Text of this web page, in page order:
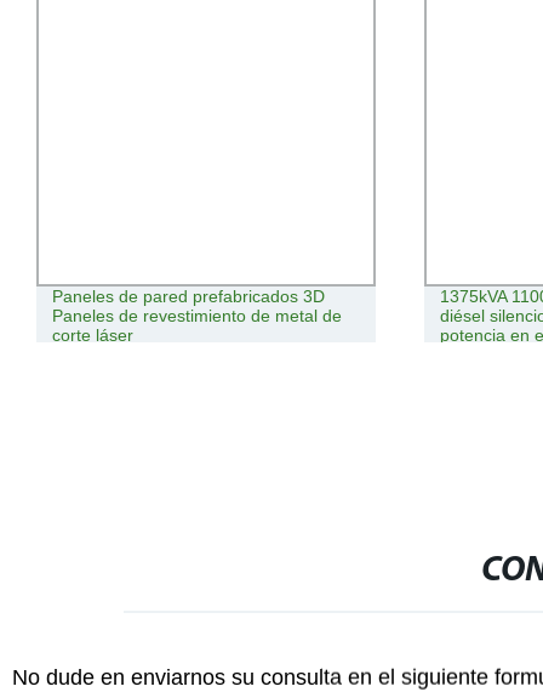
Paneles de pared prefabricados 3D
Paneles de revestimiento de metal de
corte láser
1375kVA
diésel
potencia en
No dude en enviarnos su consulta en el siguiente